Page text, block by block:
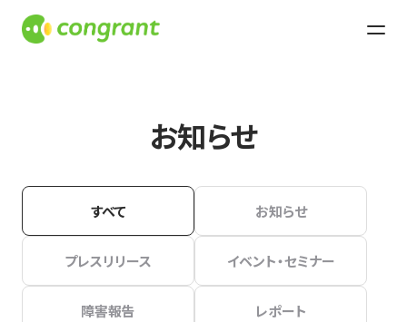
お知らせ
すべて お知らせ
プレスリリース イベント・セミナー
障害報告 レポート